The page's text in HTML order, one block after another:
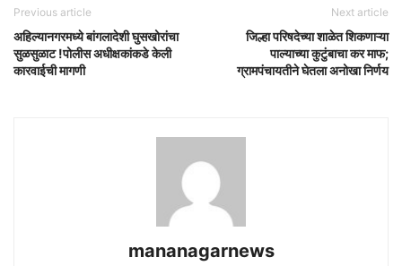
Previous article
अहिल्यानगरमध्ये बांगलादेशी घुसखोरांचा
सुळसुळाट !पोलीस अधीक्षकांकडे केली
कारवाईची मागणी
Next article
जिल्हा परिषदेच्या शाळेत शिकणाऱ्या
पाल्याच्या कुटुंबाचा कर माफ;
ग्रामपंचायतीने घेतला अनोखा निर्णय
mananagarnews